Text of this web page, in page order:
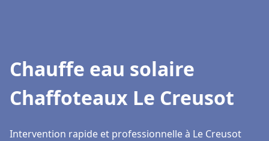
Chauffe eau solaire
Chaffoteaux Le Creusot
Intervention rapide et professionnelle à Le Creusot